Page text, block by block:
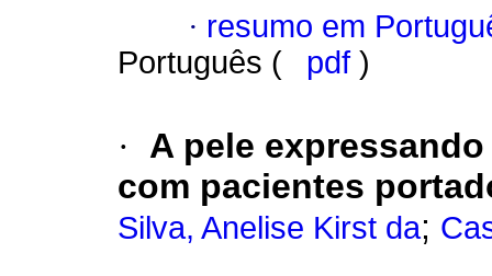
· resumo em
Português (
pdf )
·
A pele
com pacientes
Silva, Anelise Kirst da;